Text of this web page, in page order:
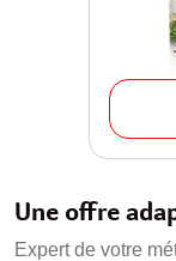
Une offre
Expert de votre